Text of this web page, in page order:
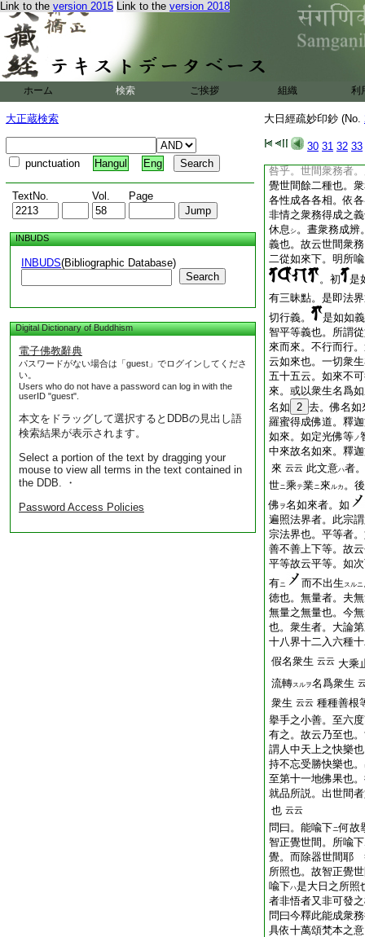
Link to the version 2015 Link to the version 2018
ホーム 検索 ご挨拶 組織 利
大正蔵検索
punctuation Hangul Eng
TextNo. Vol. Page
INBUDS
INBUDS(Bibliographic Database)
Search
Digital Dictionary of Buddhism
電子佛教辭典
パスワードがない場合は「guest」でログインしてくださ
い。
Users who do not have a password can log in with the
userID "guest".
本文をドラッグして選択するとDDBの見出し語
検索結果が表示されます。
Select a portion of the text by dragging your
mouse to view all terms in the text contained in
the DDB. ・
Password Access Policies
大日經疏妙印鈔 (No.
30 31 32 33
雖以萬寶出生之福
智慧能説法
作
轉法輪智爲體。而住
業爲體。而住
不
法輪 。是即五佛互
又如ハ五大虚空藏者
摩地共住
福徳成就
説キ 五五二十五輪。
咎乎。世間衆務者
覺世間餘二種也。
各性成各各相。依
非情之衆務得成之
休息 シ。晝衆務成辨
義也。故云世間衆
二從如來下。明所
。初
是
有三昧點。是即法
切行義。
是如如
智平等義也。所謂
來而來。不行而行
云如來也。一切衆
五十五云。如來不
來。或以衆生名爲
名如 2 去。佛名如
羅蜜得成佛道。釋
如來。如定光佛等ノ
中來故名如來。釋
來 云云 此文意ハ者
世ニ乘テ業ニ來ルカ 。
佛 ヲ名如來者。如
遍照法界者。此宗
宗法界也。平等者
善不善上下等。故
平等故云平等。如
有ニ 而不出生 スルニ
徳也。無量者。夫
無量之無量也。今
也。衆生者。大論
十八界十二入六種
假名衆生 云云 大乘
流轉スルヲ名爲衆生
衆生 云云 種種善根
擧手之小善。至六
有之。故云乃至也
謂人中天上之快樂
持不忘受勝快樂也
至第十一地佛果也
就品所説。出世間
也 云云
問曰。能喩下ニ何故
智正覺世間。所喩下
覺。而除器世間耶
所照也。故智正覺
喩下ハ是大日之所照
者非悟者又非可發
問曰今釋此能成衆
具依十萬頌梵本之